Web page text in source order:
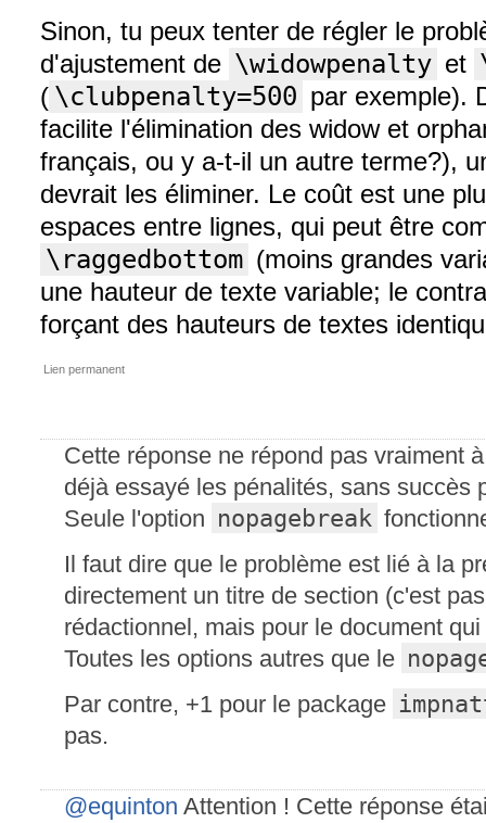
Sinon, tu peux tenter de régler le
d'ajustement de \widowpenalty et
( \clubpenalty=500 par exemple).
facilite l'élimination des widow et
français, ou y a-t-il un autre terme?),
devrait les éliminer. Le coût est une
espaces entre lignes, qui peut être
\raggedbottom (moins grandes
une hauteur de texte variable; le
forçant des hauteurs de textes
Lien permanent
Cette réponse ne répond pas vraiment
déjà essayé les pénalités, sans succès
Seule l'option nopagebreak
Il faut dire que le problème est lié à la
directement un titre de section (c'est
rédactionnel, mais pour le document
Toutes les options autres que le
Par contre, +1 pour le package
pas.
@equinton Attention ! Cette réponse